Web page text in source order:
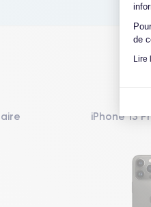
de
Lire
iPhone 13